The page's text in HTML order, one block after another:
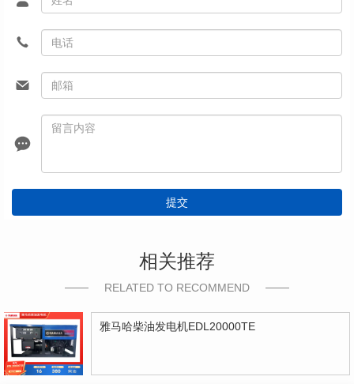
提交
相关推荐
RELATED TO RECOMMEND
雅马哈柴油发电机EDL20000TE